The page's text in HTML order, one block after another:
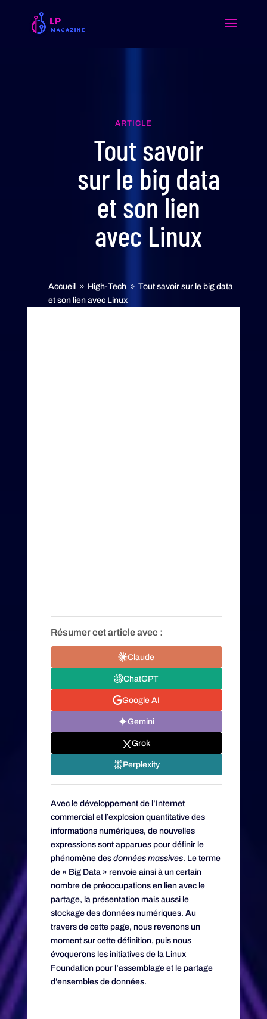
ARTICLE
Tout savoir
sur le big data
et son lien
avec Linux
Accueil 9 High-Tech 9 Tout savoir sur le big data
et son lien avec Linux
Résumer cet article avec :
Claude
ChatGPT
Google AI
Gemini
Grok
Perplexity
Avec le développement de l’Internet
commercial et l’explosion quantitative des
informations numériques, de nouvelles
expressions sont apparues pour définir le
phénomène des données massives. Le terme
de « Big Data » renvoie ainsi à un certain
nombre de préoccupations en lien avec le
partage, la présentation mais aussi le
stockage des données numériques. Au
travers de cette page, nous revenons un
moment sur cette définition, puis nous
évoquerons les initiatives de la Linux
Foundation pour l’assemblage et le partage
d’ensembles de données.